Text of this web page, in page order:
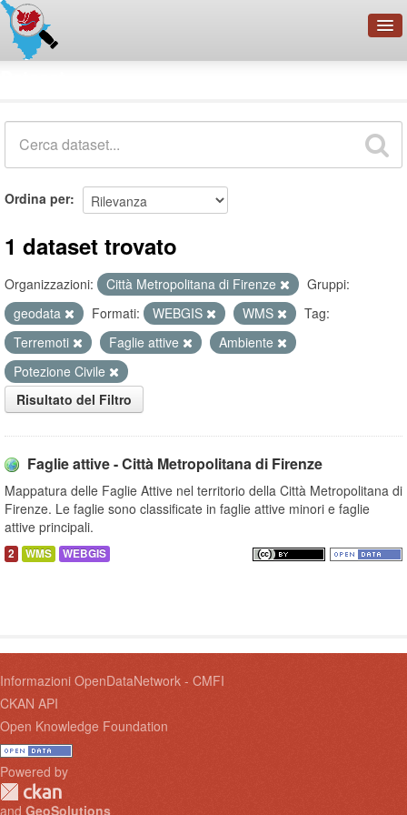
Organizzazioni
Ordina per
1 dataset trovato
Organizzazioni: Città Metropolitana di Firenze
Gruppi:
geodata
Formati: WEBGIS WMS
Tag:
Terremoti
Faglie attive
Ambiente
Potezione Civile
Risultato del Filtro
Faglie attive - Città Metropolitana di Firenze
Mappatura delle Faglie Attive nel territorio della Città Metropolitana di
Firenze. Le faglie sono classificate in faglie attive minori e faglie
attive principali.
2 WMS WEBGIS
Informazioni OpenDataNetwork - CMFI
CKAN API
Open Knowledge Foundation
Powered by
and GeoSolutions